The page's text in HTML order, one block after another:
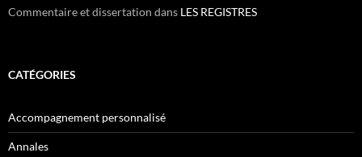
Commentaire et dissertation dans LES REGISTRES
CATÉGORIES
Accompagnement personnalisé
Annales